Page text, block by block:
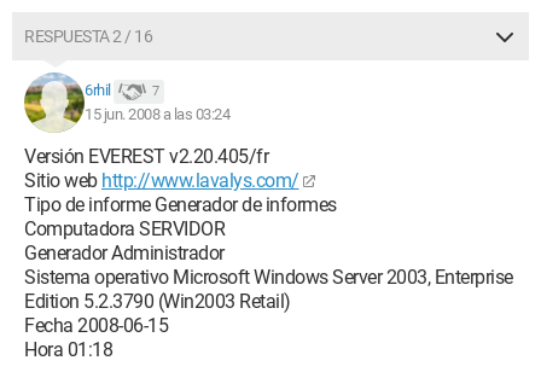
RESPUESTA 2 / 16
6rhil 7
15 jun. 2008 a las 03:24
Versión EVEREST v2.20.405/fr
Sitio web http://www.lavalys.com/
Tipo de informe Generador de informes
Computadora SERVIDOR
Generador Administrador
Sistema operativo Microsoft Windows Server 2003, Enterprise
Edition 5.2.3790 (Win2003 Retail)
Fecha 2008-06-15
Hora 01:18